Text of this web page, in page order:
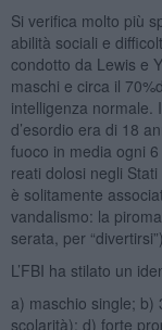
Si verifica molto più
abilità sociali e
condotto da Lewis e
maschi e circa il
intelligenza normale.
d’esordio era di 18
fuoco in media ogni
reati dolosi negli
è solitamente
vandalismo: la
serata, per
L’FBI ha stilato un
a) maschio single; b)
scolarità); d) forte